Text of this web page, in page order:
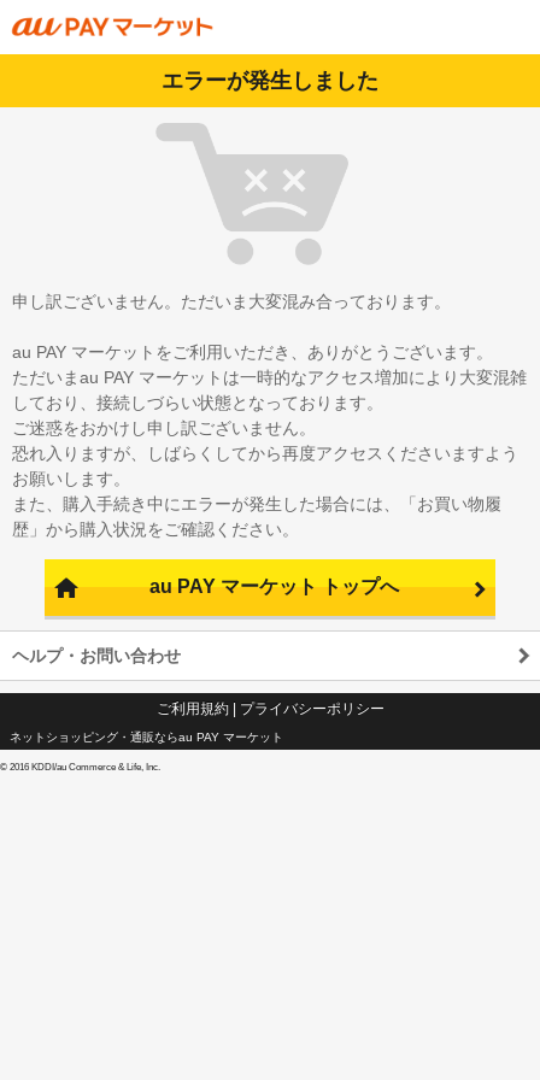
エラーが発生しました
申し訳ございません。ただいま大変混み合っております。
au PAY マーケットをご利用いただき、ありがとうございます。
ただいまau PAY マーケットは一時的なアクセス増加により大変混雑
しており、接続しづらい状態となっております。
ご迷惑をおかけし申し訳ございません。
恐れ入りますが、しばらくしてから再度アクセスくださいますよう
お願いします。
また、購入手続き中にエラーが発生した場合には、「お買い物履
歴」から購入状況をご確認ください。
au PAY マーケット トップへ
ヘルプ・お問い合わせ
ご利用規約| プライバシーポリシー
ネットショッピング・通販ならau PAY マーケット
© 2016 KDDI/au Commerce & Life, Inc.